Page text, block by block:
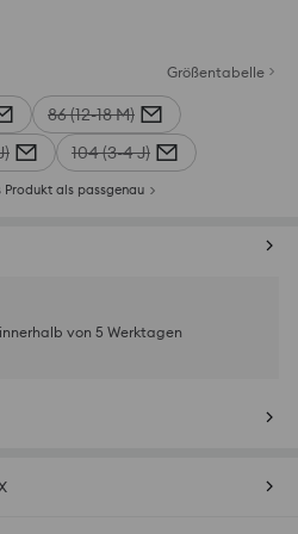
Größentabelle
86 (12-18 M)
104 (3-4 J)
als passgenau
von 5 Werktagen